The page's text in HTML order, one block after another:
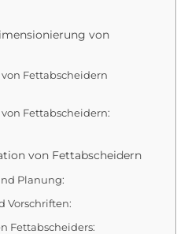
von
Fettabscheidern
Fettabscheidern:
von Fettabscheidern
Planung:
Vorschriften:
Fettabscheiders: